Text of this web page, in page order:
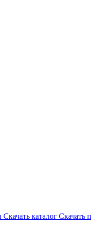
Скачать каталог Скачать